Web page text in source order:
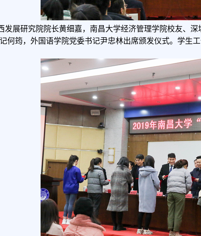
发展研究院院长黄细嘉，南昌大学经济管理学院校友、深
何筠，外国语学院党委书记尹忠林出席颁发仪式。学生